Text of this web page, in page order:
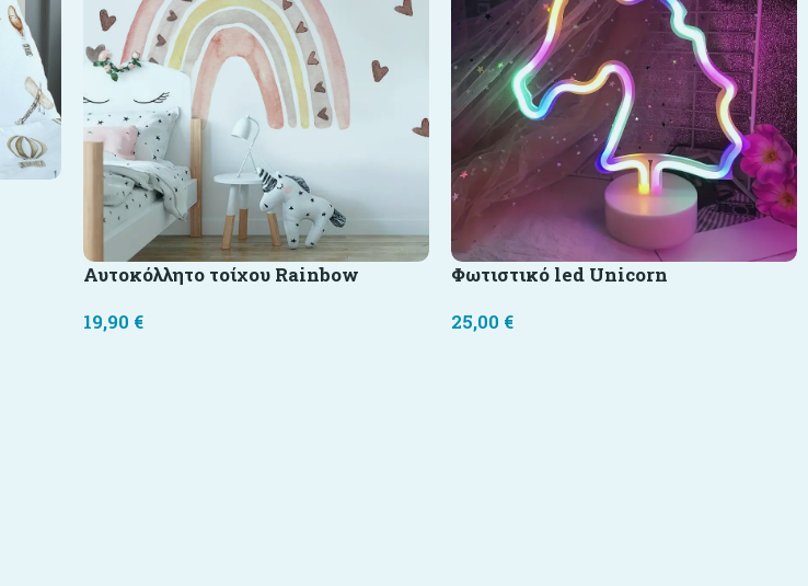
Αυτοκόλλητο τοίχου Rainbow
19,90 €
Φωτιστικό led Unicorn
25,00 €